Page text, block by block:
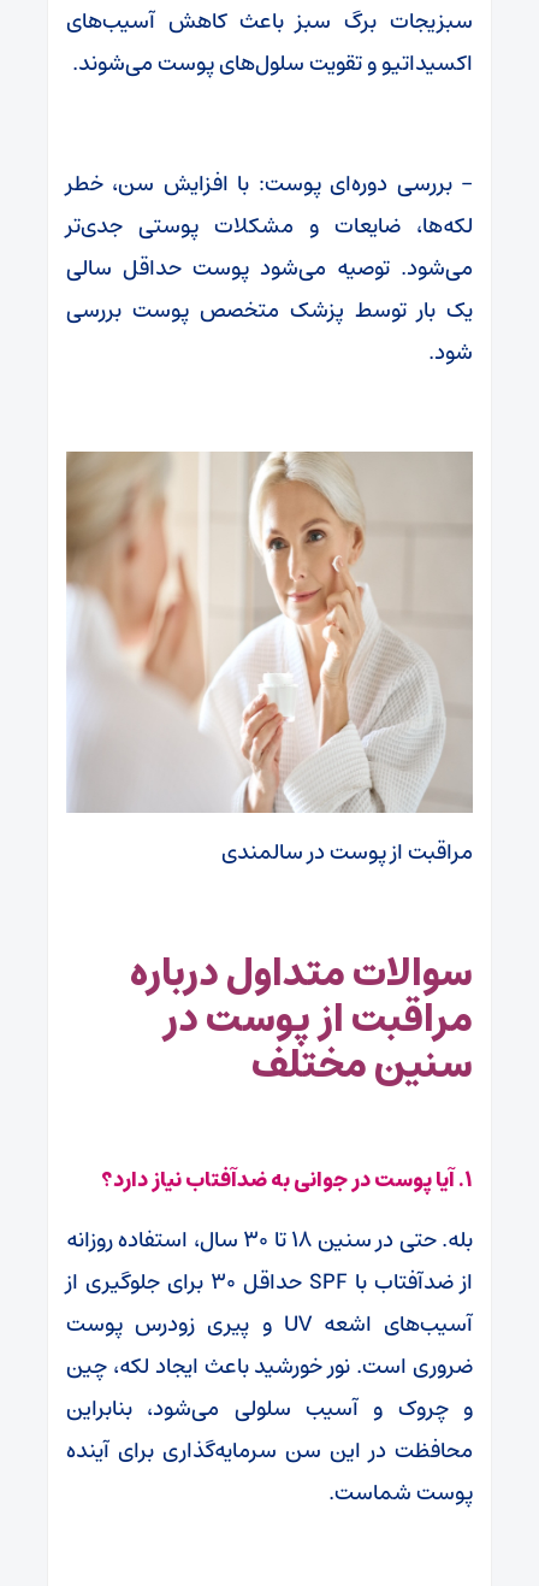
سبزیجات برگ سبز باعث کاهش آسیب‌های
اکسیداتیو و تقویت سلول‌های پوست می‌شوند.
– بررسی دوره‌ای پوست: با افزایش سن، خطر
لکه‌ها، ضایعات و مشکلات پوستی جدی‌تر
می‌شود. توصیه می‌شود پوست حداقل سالی
یک بار توسط پزشک متخصص پوست بررسی
شود.
مراقبت از پوست در سالمندی
سوالات متداول درباره
مراقبت از پوست در
سنین مختلف
۱. آیا پوست در جوانی به ضدآفتاب نیاز دارد؟
بله. حتی در سنین ۱۸ تا ۳۰ سال، استفاده روزانه
از ضدآفتاب با SPF حداقل ۳۰ برای جلوگیری از
آسیب‌های اشعه UV و پیری زودرس پوست
ضروری است. نور خورشید باعث ایجاد لکه، چین
و چروک و آسیب سلولی می‌شود، بنابراین
محافظت در این سن سرمایه‌گذاری برای آینده
پوست شماست.